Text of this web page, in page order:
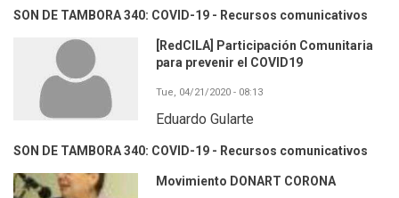
SON DE TAMBORA 340: COVID-19 - Recursos comunicativos
[RedCILA] Participación Comunitaria
para prevenir el COVID19
Tue, 04/21/2020 - 08:13
Eduardo Gularte
SON DE TAMBORA 340: COVID-19 - Recursos comunicativos
Movimiento DONART CORONA